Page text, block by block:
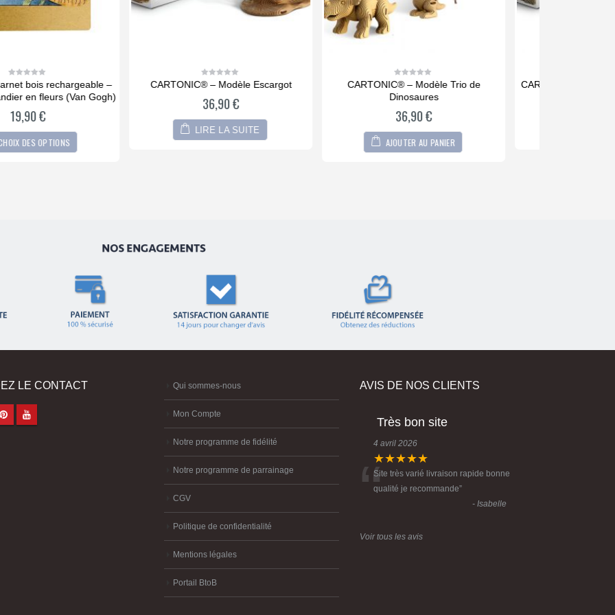
0
of
– Modèle Escargot
36,90€
LIRE LA SUITE
0
of
5
CARTONIC® – Modèle Trio de
Dinosaures
36,90€
AJOUTER AU PANIER
0
of
CARTONIC® – Modèle Chien Yorkshire
36,90
LIRE LA SUITE
LE CONTACT Qui sommes-nous
Mon Compte
Notre programme de fidélité
Notre programme de parrainage
CGV
Politique de confidentialité
Mentions légales
Portail BtoB
AVIS DE NOS CLIENTS
Très bon site
4 avril 2026
★★★★★
“Site très varié livraison rapide bonne
qualité je recommande”
- Isabelle
Voir tous les avis